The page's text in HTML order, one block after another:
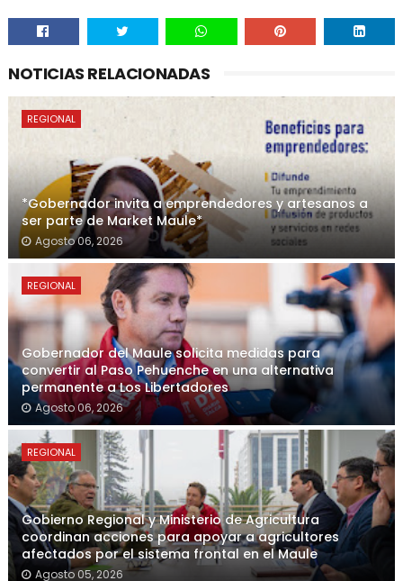
NOTICIAS RELACIONADAS
REGIONAL
*Gobernador invita a emprendedores y artesanos a
ser parte de Market Maule*
Agosto 06, 2026
REGIONAL
Gobernador del Maule solicita medidas para
convertir al Paso Pehuenche en una alternativa
permanente a Los Libertadores
Agosto 06, 2026
REGIONAL
Gobierno Regional y Ministerio de Agricultura
coordinan acciones para apoyar a agricultores
afectados por el sistema frontal en el Maule
Agosto 05, 2026